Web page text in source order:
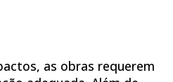
as obras requerem